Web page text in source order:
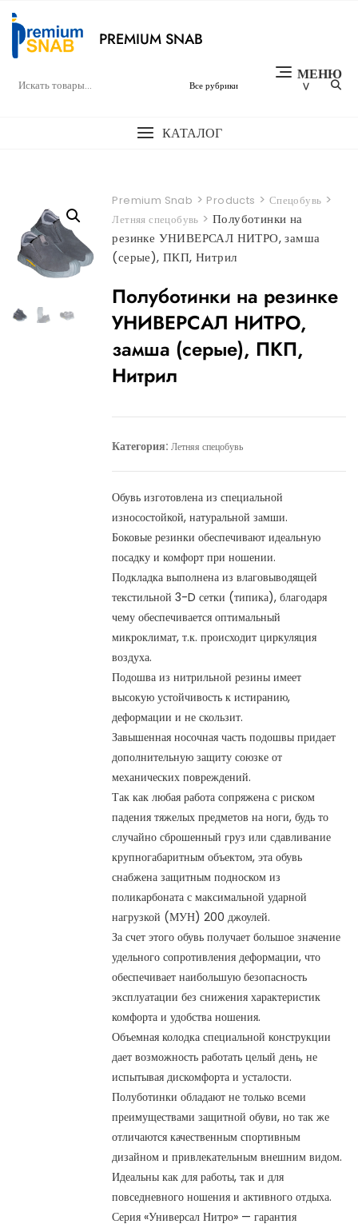
содержимому
МЕНЮ
PREMIUM SNAB
КАТАЛОГ
Premium Snab > Products > Спецобувь >
Летняя спецобувь > Полуботинки на
резинке УНИВЕРСАЛ НИТРО, замша
(серые), ПКП, Нитрил
Полуботинки на резинке
УНИВЕРСАЛ НИТРО,
замша (серые), ПКП,
Нитрил
Категория:Летняя спецобувь
Обувь изготовлена из специальной
износостойкой, натуральной замши.
Боковые резинки обеспечивают идеальную
посадку и комфорт при ношении.
Подкладка выполнена из влаговыводящей
текстильной 3-D сетки (типика), благодаря
чему обеспечивается оптимальный
микроклимат, т.к. происходит циркуляция
воздуха.
Подошва из нитрильной резины имеет
высокую устойчивость к истиранию,
деформации и не скользит.
Завышенная носочная часть подошвы придает
дополнительную защиту союзке от
механических повреждений.
Так как любая работа сопряжена с риском
падения тяжелых предметов на ноги, будь то
случайно сброшенный груз или сдавливание
крупногабаритным объектом, эта обувь
снабжена защитным подноском из
поликарбоната с максимальной ударной
нагрузкой (МУН) 200 джоулей.
За счет этого обувь получает большое значение
удельного сопротивления деформации, что
обеспечивает наибольшую безопасность
эксплуатации без снижения характеристик
комфорта и удобства ношения.
Объемная колодка специальной конструкции
дает возможность работать целый день, не
испытывая дискомфорта и усталости.
Полуботинки обладают не только всеми
преимуществами защитной обуви, но так же
отличаются качественным спортивным
дизайном и привлекательным внешним видом.
Идеальны как для работы, так и для
повседневного ношения и активного отдыха.
Серия «Универсал Нитро» — гарантия